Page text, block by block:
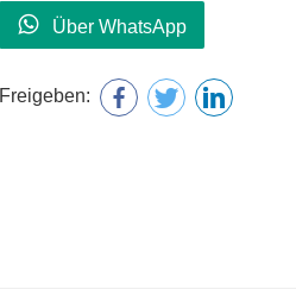
Über WhatsApp
Freigeben: